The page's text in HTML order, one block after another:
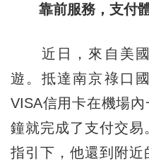
靠前服務，支付
近日，來自美國
遊。抵達南京祿口
VISA信用卡在機場
鐘就完成了支付交易
指引下，他還到附近